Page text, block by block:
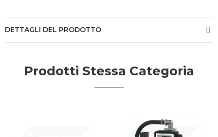
DETTAGLI DEL PRODOTTO
Prodotti Stessa Categoria